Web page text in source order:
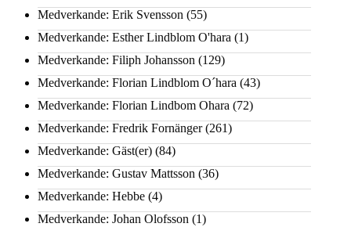
Medverkande: Erik Svensson (55)
Medverkande: Esther Lindblom O'hara (1)
Medverkande: Filiph Johansson (129)
Medverkande: Florian Lindblom O´hara (43)
Medverkande: Florian Lindbom Ohara (72)
Medverkande: Fredrik Fornänger(261)
Medverkande: Gäst(er) (84)
Medverkande: Gustav Mattsson (36)
Medverkande: Hebbe (4)
Medverkande: Johan Olofsson (1)